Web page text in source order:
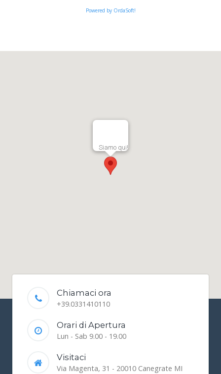
Powered by OrdaSoft!
Siamo qui!
Chiamaci ora
+39.0331410110
Orari di Apertura
Lun - Sab 9.00 - 19.00
Visitaci
Via Magenta, 31 - 20010 Canegrate MI